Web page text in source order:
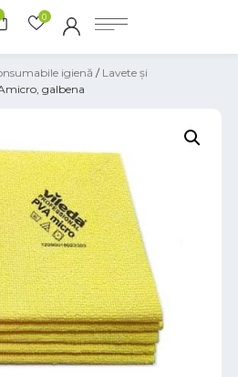
0
igienă / Lavete și
galbena